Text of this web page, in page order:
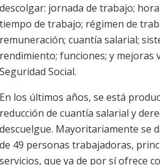
descolgar: jornada de trabajo;
tiempo de trabajo; régimen de
remuneración; cuantía salarial;
rendimiento; funciones; y mejoras
Seguridad Social.
En los últimos años, se está
reducción de cuantía salarial y
descuelgue. Mayoritariamente se
de 49 personas trabajadoras,
servicios, que ya de por sí ofrece